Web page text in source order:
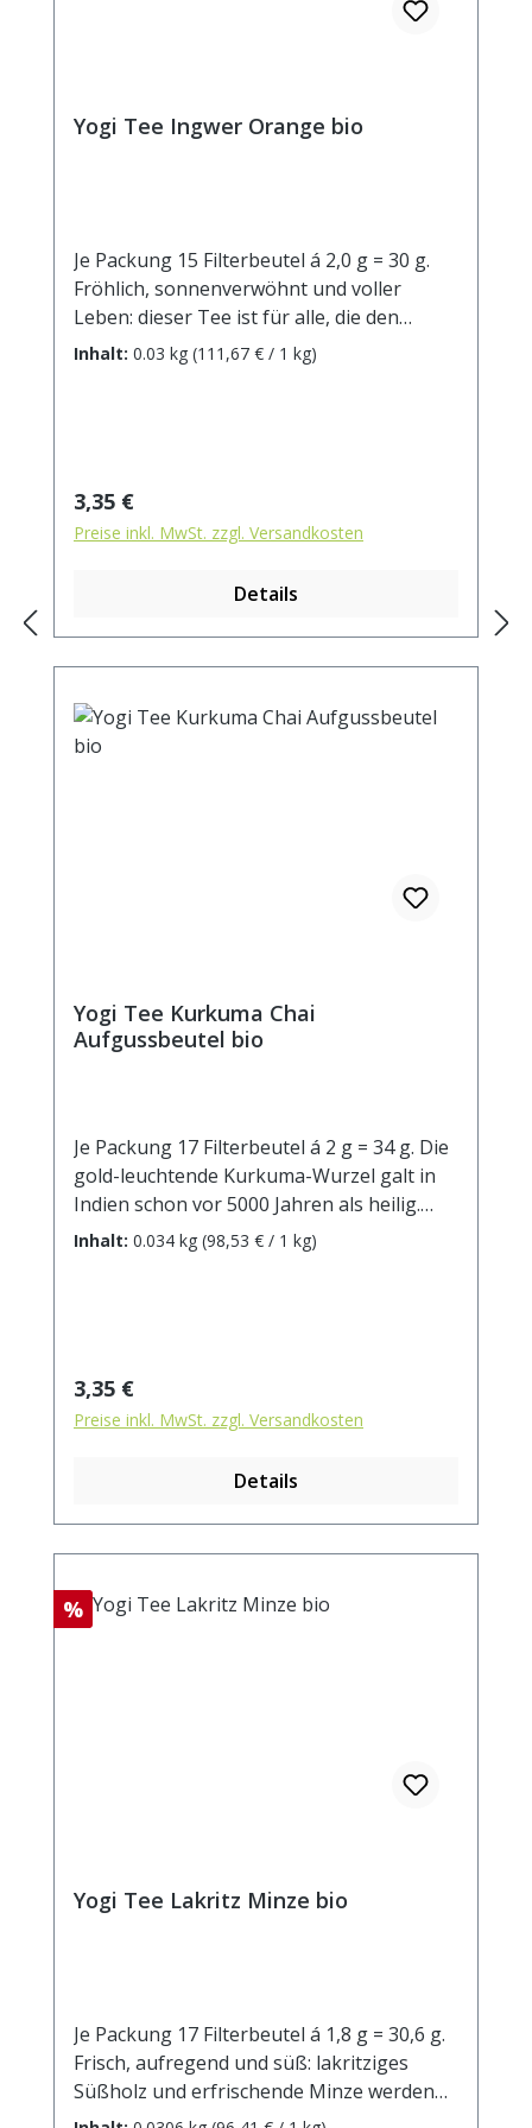
Yogi Tee Ingwer Orange bio
Je Packung 15 Filterbeutel á 2,0 g = 30 g.
Fröhlich, sonnenverwöhnt und voller
Leben: dieser Tee ist für alle, die den
Sommer lieben! Quasi das Gefühl eines
Zutaten: Ingwer* (44%), Süßholz*,
Zitronengras*, schwarzer Pfeffer*,
Orangenschalen* (4%), Pfefferminze*,
kontrolliert biologischem Anbau.
Inhalt: 0.03 kg (111,67 € / 1 kg)
Regulärer Preis:
3,35 €
Preise inkl. MwSt. zzgl. Versandkosten
Details
Yogi Tee Kurkuma Chai
Aufgussbeutel bio
Je Packung 17 Filterbeutel á 2 g = 34 g. Die
gold-leuchtende Kurkuma-Wurzel galt in
Indien schon vor 5000 Jahren als heilig.
Kombiniert wird sie hier mit süßem Zimt
°C), anschließend für einen sicheren
Verzehr mindestens 5 Minuten ziehen
lassen. Dann genießen! Zutaten: Gelbwurz
Kardamom*, schwarzer Pfeffer*, Apfel*,
Fenchel*, Muskatblüte*, Kakaoschalen*,
ökologischem Anbau.
Inhalt: 0.034 kg (98,53 € / 1 kg)
Regulärer Preis:
3,35 €
Preise inkl. MwSt. zzgl. Versandkosten
Details
Rabatt
%
Yogi Tee Lakritz Minze bio
Je Packung 17 Filterbeutel á 1,8 g = 30,6 g.
Frisch, aufregend und süß: lakritziges
Süßholz und erfrischende Minze werden
kombiniert mit wärmenden Gewürzen wie